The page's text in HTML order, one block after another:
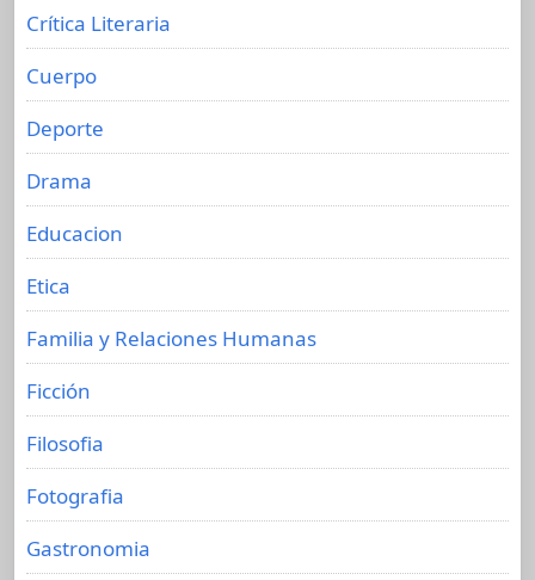
Crítica Literaria
Cuerpo
Deporte
Drama
Educacion
Etica
Familia y Relaciones Humanas
Ficción
Filosofia
Fotografia
Gastronomia